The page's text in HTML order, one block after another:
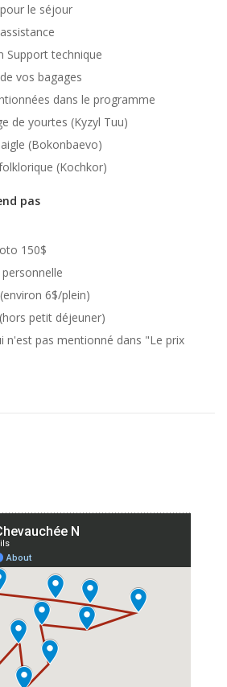
le séjour
Support technique
vos bagages
dans le programme
de yourtes (Kyzyl Tuu)
(Bokonbaevo)
(Kochkor)
pas
150$
6$/plein)
petit déjeuner)
n'est pas mentionné dans "Le prix